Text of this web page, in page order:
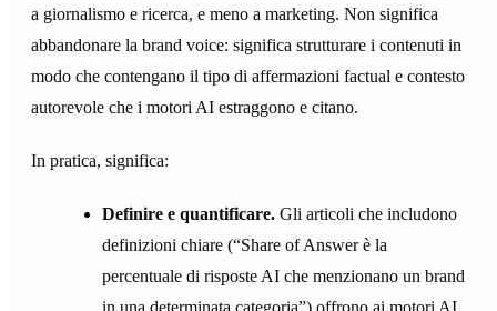
a giornalismo e ricerca, e meno a marketing. Non significa
abbandonare la brand voice: significa strutturare i contenuti in
modo che contengano il tipo di affermazioni factual e contesto
autorevole che i motori AI estraggono e citano.
In pratica, significa:
Definire e quantificare. Gli articoli che includono
definizioni chiare (“Share of Answer è la
percentuale di risposte AI che menzionano un brand
in una determinata categoria”) offrono ai motori AI